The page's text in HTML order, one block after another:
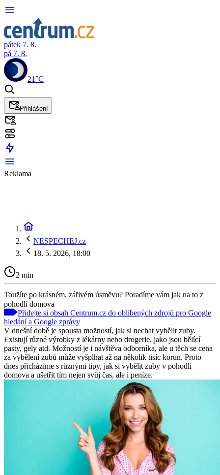
pátek 7. 8.
pá 7. 8.
21°C
Přihlášení
Reklama
NESPECHEJ.cz
18. 5. 2026, 18:00
2 min
Toužíte po krásném, zářivém úsměvu? Poradíme vám jak na to z
pohodlí domova
Přidejte si obsah Centrum.cz do oblíbených zdrojů pro Google
hledání a Google zprávy
V dnešní době je spousta možností, jak si nechat vybělit zuby.
Existují různé výrobky z lékárny nebo drogerie, jako jsou bělící
pasty, gely atd. Možností je i návštěva odborníka, ale u těch se cena
za vybělení zubů může vyšplhat až na několik tisíc korun. Proto
dnes přicházíme s různými tipy, jak si vybělit zuby v pohodlí
domova a ušetřit tím nejen svůj čas, ale i peníze.